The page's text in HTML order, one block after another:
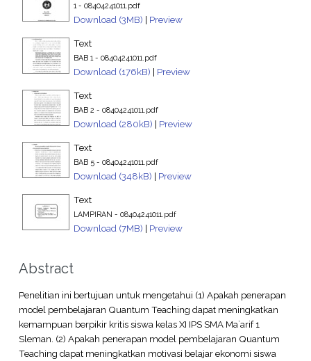
1 - 08404241011.pdf
Download (3MB) | Preview
Text
BAB 1 - 08404241011.pdf
Download (176kB) | Preview
Text
BAB 2 - 08404241011.pdf
Download (280kB) | Preview
Text
BAB 5 - 08404241011.pdf
Download (348kB) | Preview
Text
LAMPIRAN - 08404241011.pdf
Download (7MB) | Preview
Abstract
Penelitian ini bertujuan untuk mengetahui (1) Apakah penerapan
model pembelajaran Quantum Teaching dapat meningkatkan
kemampuan berpikir kritis siswa kelas XI IPS SMA Ma`arif 1
Sleman. (2) Apakah penerapan model pembelajaran Quantum
Teaching dapat meningkatkan motivasi belajar ekonomi siswa